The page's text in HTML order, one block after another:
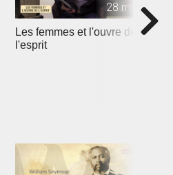
28 min
Les femmes et l'ouvre de
l'esprit